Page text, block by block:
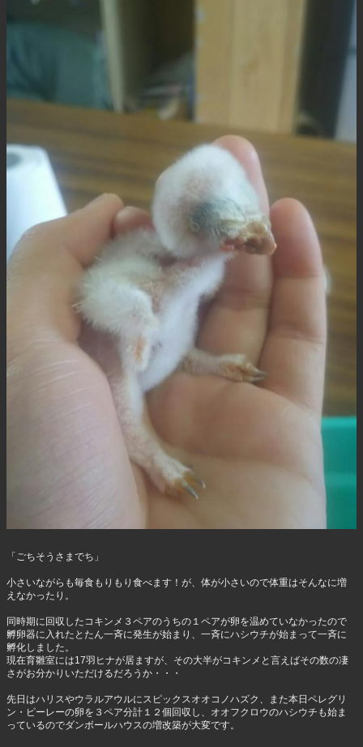
「ごちそうさまでち」
小さいながらも毎食もりもり食べます！が、体が小さいので体重はそんなに増
えなかったり。
同時期に回収したコキンメ３ペアのうちの１ペアが卵を温めていなかったので
孵卵器に入れたとたん一斉に発生が始まり、一斉にハシウチが始まって一斉に
孵化しました。
現在育雛室には17羽ヒナが居ますが、その大半がコキンメと言えばその数の凄
さがお分かりいただけるだろうか・・・
先日はハリスやウラルアウルにスピックスオオコノハズク、また本日ペレグリ
ン・ピーレーの卵を３ペア分計１２個回収し、オオフクロウのハシウチも始ま
っているのでダンボールハウスの増改築が大変です。